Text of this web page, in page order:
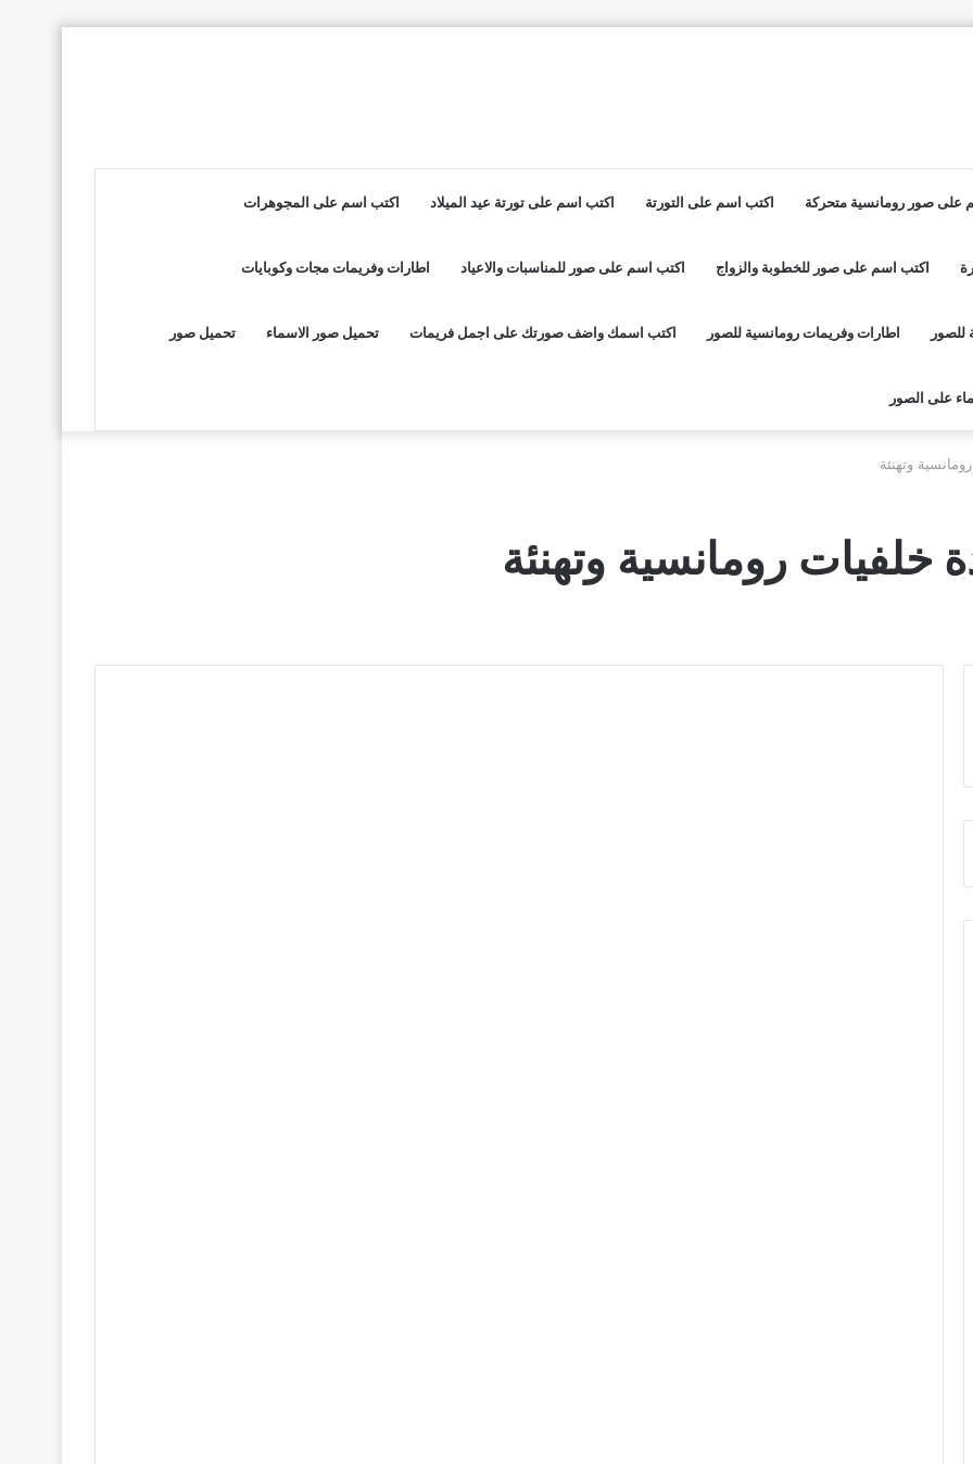
على صور رومانسية متحركة اكتب اسم على التورتة اكتب اسم على تورتة عيد الميلاد اكتب اسم على المجوهرات
اكتب اسم على صور للخطوبة والزواج اكتب اسم على صور للمناسبات والاعياد اطارات وفريمات مجات وكوبايات
للصور اطارات وفريمات رومانسية للصور اكتب اسمك واضف صورتك على اجمل فريمات تحميل صور الاسماء تحميل صور
على الصور
وتهنئة
رومانسية وتهنئة